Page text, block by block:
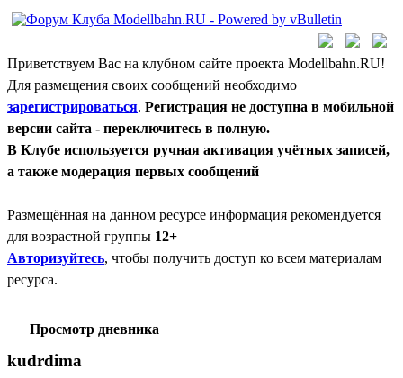
Приветствуем Вас на клубном сайте проекта Modellbahn.RU!
Для размещения своих сообщений необходимо
зарегистрироваться. Регистрация не доступна в мобильной
версии сайта - переключитесь в полную.
В Клубе используется ручная активация учётных записей,
а также модерация первых сообщений
Размещённая на данном ресурсе информация рекомендуется
для возрастной группы 12+
Авторизуйтесь, чтобы получить доступ ко всем материалам
ресурса.
Просмотр дневника
kudrdima